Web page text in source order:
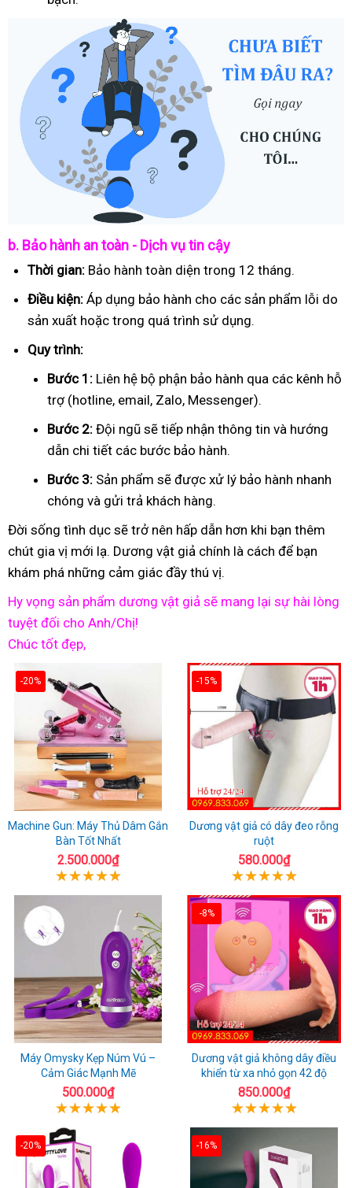
b. Bảo hành an toàn - Dịch vụ tin cậy
Thời gian: Bảo hành toàn diện trong 12 tháng.
Điều kiện: Áp dụng bảo hành cho các sản phẩm lỗi do
sản xuất hoặc trong quá trình sử dụng.
Quy trình:
Bước 1: Liên hệ bộ phận bảo hành qua các kênh hỗ
trợ (hotline, email, Zalo, Messenger).
Bước 2: Đội ngũ sẽ tiếp nhận thông tin và hướng
dẫn chi tiết các bước bảo hành.
Bước 3: Sản phẩm sẽ được xử lý bảo hành nhanh
chóng và gửi trả khách hàng.
Đời sống tình dục sẽ trở nên hấp dẫn hơn khi bạn thêm
chút gia vị mới lạ. Dương vật giả chính là cách để bạn
khám phá những cảm giác đầy thú vị.
Hy vọng sản phẩm dương vật giả sẽ mang lại sự hài lòng
tuyệt đối cho Anh/Chị!
Chúc tốt đẹp,
-20%
Machine Gun: Máy Thủ Dâm Gắn
Bàn Tốt Nhất
2.500.000₫
-15%
Dương vật giả có dây đeo rỗng
ruột
580.000₫
Máy Omysky Kẹp Núm Vú –
Cảm Giác Mạnh Mẽ
500.000₫
-8%
Dương vật giả không dây điều
khiển từ xa nhỏ gọn 42 độ
850.000₫
-20% -16%